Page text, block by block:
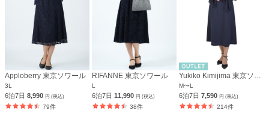
Apploberry 東京ソワール
3L
6泊7日 8,990 円 (税込)
79件
RIFANNE 東京ソワール
L
6泊7日11,990円 (税込)
38件
M〜L
6泊7日7,590円 (税込)
214件